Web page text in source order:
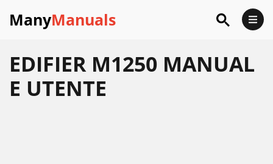
ManyManuals
EDIFIER M1250 MANUAL
E UTENTE